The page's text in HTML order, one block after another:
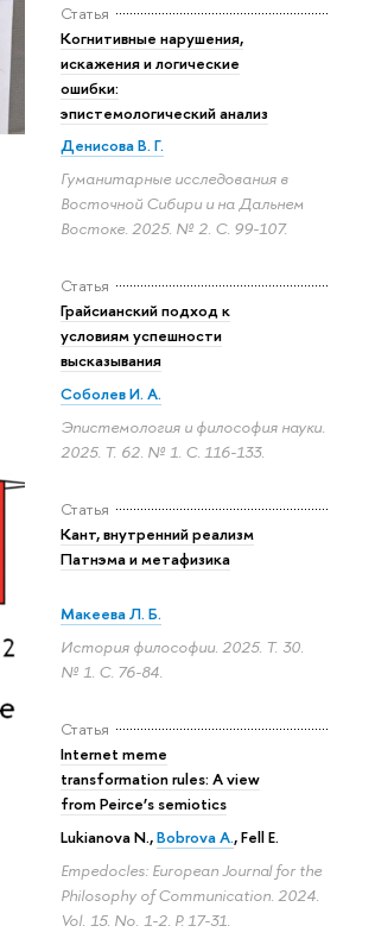
Статья
Когнитивные нарушения,
искажения и логические
ошибки:
эпистемологический анализ
Денисова В. Г.
Гуманитарные исследования в
Восточной Сибири и на Дальнем
Востоке. 2025. № 2. С. 99-107.
Статья
Грайсианский подход к
условиям успешности
высказывания
Соболев И. А.
Эпистемология и философия науки.
2025. Т. 62. № 1. С. 116-133.
Статья
Кант, внутренний реализм
Патнэма и метафизика
Макеева Л. Б.
История философии. 2025. Т. 30.
№ 1. С. 76-84.
Статья
Internet meme
transformation rules: A view
from Peirce’s semiotics
Lukianova N.,Bobrova A., Fell E.
Empedocles: European Journal for the
Philosophy of Communication. 2024.
Vol. 15. No. 1-2. P. 17-31.